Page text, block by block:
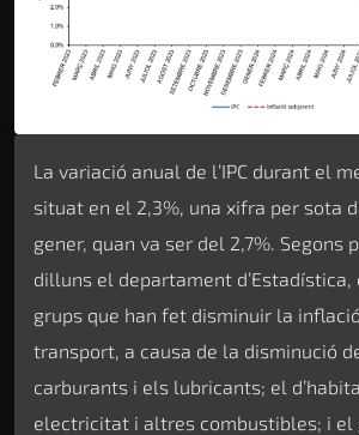
La variació anual de l’IPC durant el
situat en el 2,3%, una xifra per sota
gener, quan va ser del 2,7%. Segons
dilluns el departament
grups que han fet disminuir la
transport, a causa de la disminució
carburants i els lubricants; el
electricitat i altres combustibles; i el